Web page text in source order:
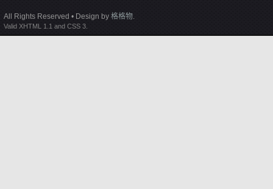
All Rights Reserved • Design by 格格物.
Valid XHTML 1.1 and CSS 3.